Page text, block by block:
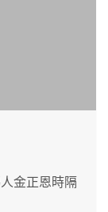
金正恩時隔